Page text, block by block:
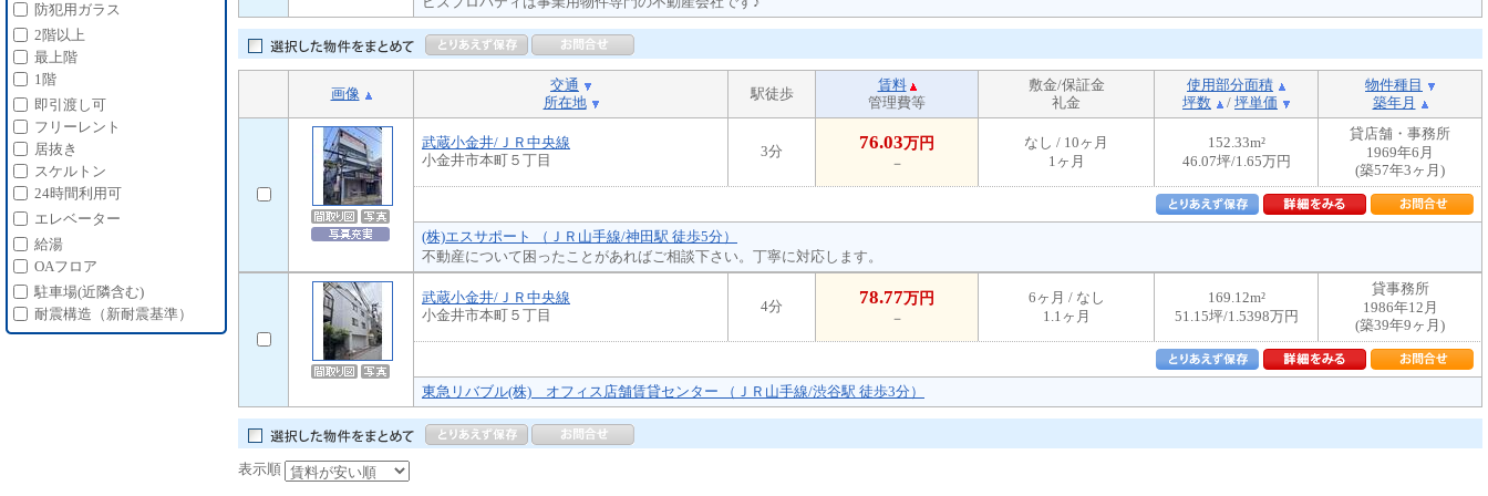
画像
交通
所在地
駅徒歩
賃料
管理費等
敷金/保証金
礼金
使用部分面積
坪数
/ 坪単価
物件種目
築年月
武蔵小金井/ＪＲ中央線
小金井市本町５丁目
3分 76.03万円
－
なし / 10ヶ月
1ヶ月
152.33m²
46.07坪/1.65万円
貸店舗・事務所
1969年6月
(築57年3ヶ月)
(株)エスサポート （ＪＲ山手線/神田駅 徒歩5分）
不動産について困ったことがあればご相談下さい。丁寧に対応します。
武蔵小金井/ＪＲ中央線
小金井市本町５丁目
4分 78.77万円
－
6ヶ月 / なし
1.1ヶ月
169.12m²
51.15坪/1.5398万円
貸事務所
1986年12月
(築39年9ヶ月)
東急リバブル(株) オフィス店舗賃貸センター （ＪＲ山手線/渋谷駅 徒歩3分）
表示順
防犯用ガラス
2階以上
最上階
1階
即引渡し可
フリーレント
居抜き
スケルトン
24時間利用可
エレベーター
給湯
OAフロア
駐車場(近隣含む)
耐震構造（新耐震基準）